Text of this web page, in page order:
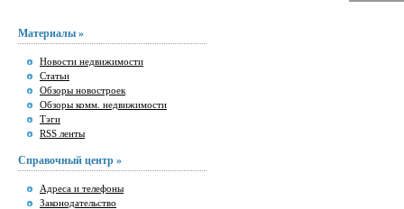
Материалы »
Новости недвижимости
Статьи
Обзоры новостроек
Обзоры комм. недвижимости
Тэги
RSS ленты
Справочный центр »
Адреса и телефоны
Законодательство